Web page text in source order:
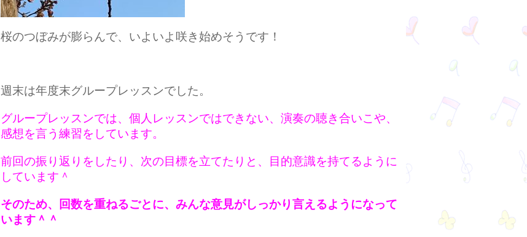
桜のつぼみが膨らんで、いよいよ咲き始めそうです！
週末は年度末グループレッスンでした。
グループレッスンでは、個人レッスンではできない、演奏の聴き合いこや、
感想を言う練習をしています。
前回の振り返りをしたり、次の目標を立てたりと、目的意識を持てるように
しています＾
そのため、回数を重ねるごとに、みんな意見がしっかり言えるようになって
います＾＾